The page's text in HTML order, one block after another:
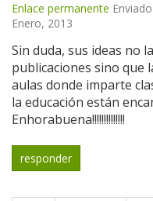
Enlace permanente
Enero, 2013
Sin duda, sus ideas no
publicaciones sino que
aulas donde imparte
la educación están
Enhorabuena!!!!!!!!!!!!!!
responder